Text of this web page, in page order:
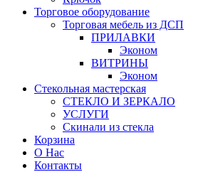
Торговое оборудование
Торговая мебель из ДСП
ПРИЛАВКИ
Эконом
ВИТРИНЫ
Эконом
Стекольная мастерская
СТЕКЛО И ЗЕРКАЛО
УСЛУГИ
Скинали из стекла
Корзина
О Нас
Контакты